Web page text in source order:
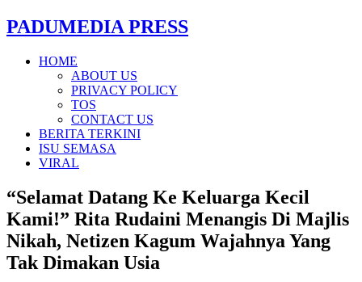
PADUMEDIA PRESS
HOME
ABOUT US
PRIVACY POLICY
TOS
CONTACT US
BERITA TERKINI
ISU SEMASA
VIRAL
“Selamat Datang Ke Keluarga Kecil
Kami!” Rita Rudaini Menangis Di Majlis
Nikah, Netizen Kagum Wajahnya Yang
Tak Dimakan Usia